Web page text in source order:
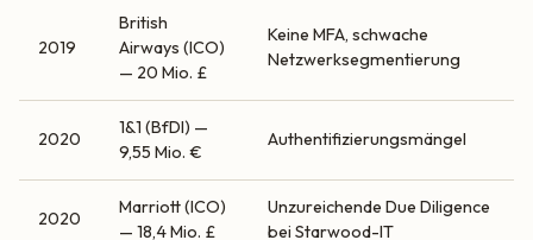
2019
British
Airways (ICO)
— 20 Mio. £
Keine MFA, schwache
Netzwerksegmentierung
2020
1&1 (BfDI) —
9,55 Mio. €
Authentifizierungsmängel
2020
Marriott (ICO)
— 18,4 Mio. £
Unzureichende Due Diligence
bei Starwood-IT